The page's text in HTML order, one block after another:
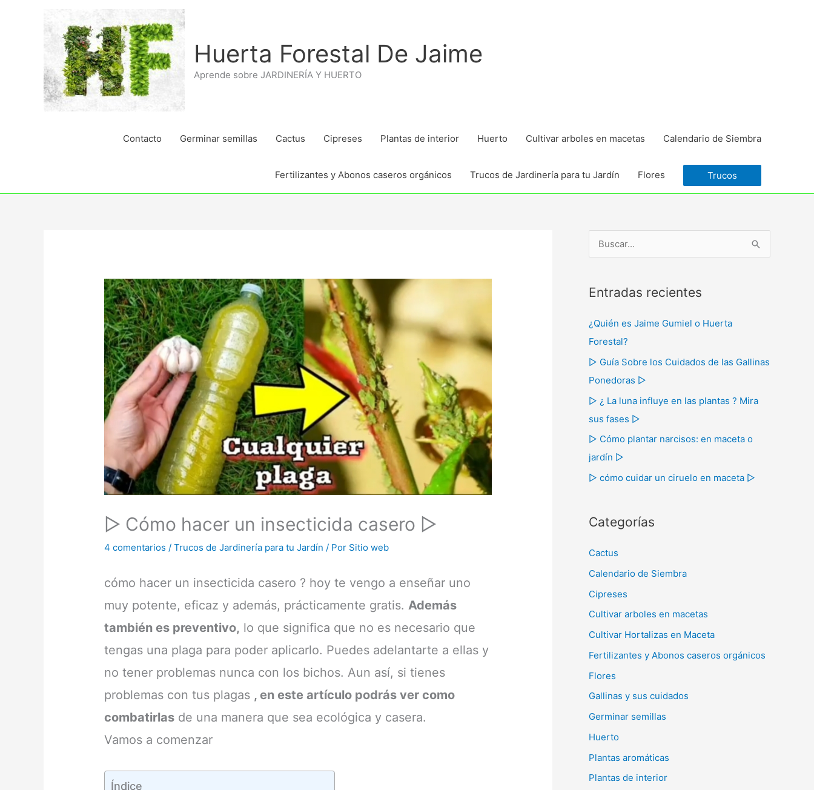
Huerta Forestal De Jaime
Aprende sobre JARDINERÍA Y HUERTO
Contacto Germinar semillas Cactus Cipreses Plantas de interior Huerto Cultivar arboles en macetas Calendario de Siembra
Fertilizantes y Abonos caseros orgánicos Trucos de Jardinería para tu Jardín Flores Trucos
▷ Cómo hacer un insecticida casero ▷
4 comentarios /Trucos de Jardinería para tu Jardín / Por Sitio web
cómo hacer un insecticida casero ? hoy te vengo a enseñar uno
muy potente, eficaz y además, prácticamente gratis.Además
también es preventivo, lo que significa que no es necesario que
tengas una plaga para poder aplicarlo. Puedes adelantarte a ellas y
no tener problemas nunca con los bichos. Aun así, si tienes
problemas con tus plagas , en este artículo podrás ver como
combatirlas de una manera que sea ecológica y casera.
Vamos a comenzar
Índice
u
c
r
p
o
r
:
Entradas recientes
¿Quién es Jaime Gumiel o Huerta
Forestal?
▷ Guía Sobre los Cuidados de las Gallinas
Ponedoras ▷
▷ ¿ La luna influye en las plantas ? Mira
sus fases ▷
▷ Cómo plantar narcisos: en maceta o
jardín ▷
▷ cómo cuidar un ciruelo en maceta ▷
Categorías
Cactus
Calendario de Siembra
Cipreses
Cultivar arboles en macetas
Cultivar Hortalizas en Maceta
Fertilizantes y Abonos caseros orgánicos
Flores
Gallinas y sus cuidados
Germinar semillas
Huerto
Plantas aromáticas
Plantas de interior